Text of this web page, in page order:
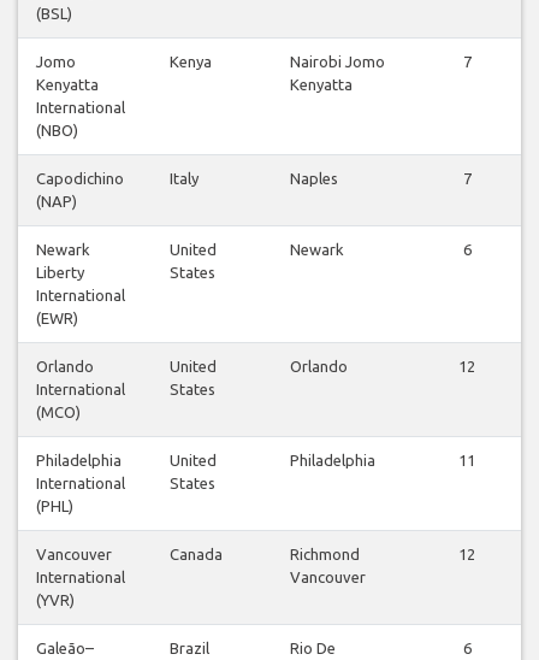
(BSL)
Jomo
Kenyatta
International
(NBO)
Kenya
Nairobi Jomo
Kenyatta
7
Capodichino
(NAP)
Italy Naples 7
Newark
Liberty
International
(EWR)
United
States
Newark 6
Orlando
International
(MCO)
United
States
Orlando 12
Philadelphia
International
(PHL)
United
States
Philadelphia 11
Vancouver
International
(YVR)
Canada
Richmond
Vancouver
12
Galeão–
Brazil
Rio De
6